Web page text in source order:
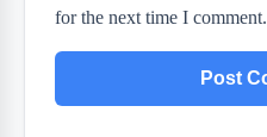
for the next time I comment.